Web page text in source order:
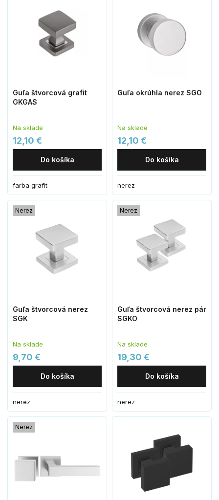
Guľa štvorcová grafit
GKGAS
Na sklade
12,10 €
Do košíka
farba grafit
Guľa okrúhla nerez SGO
Na sklade
12,10 €
Do košíka
nerez
Nerez
Guľa štvorcová nerez
SGK
Na sklade
9,70 €
Do košíka
nerez
Nerez
Guľa štvorcová nerez pár
SGKO
Na sklade
19,30 €
Do košíka
nerez
Nerez